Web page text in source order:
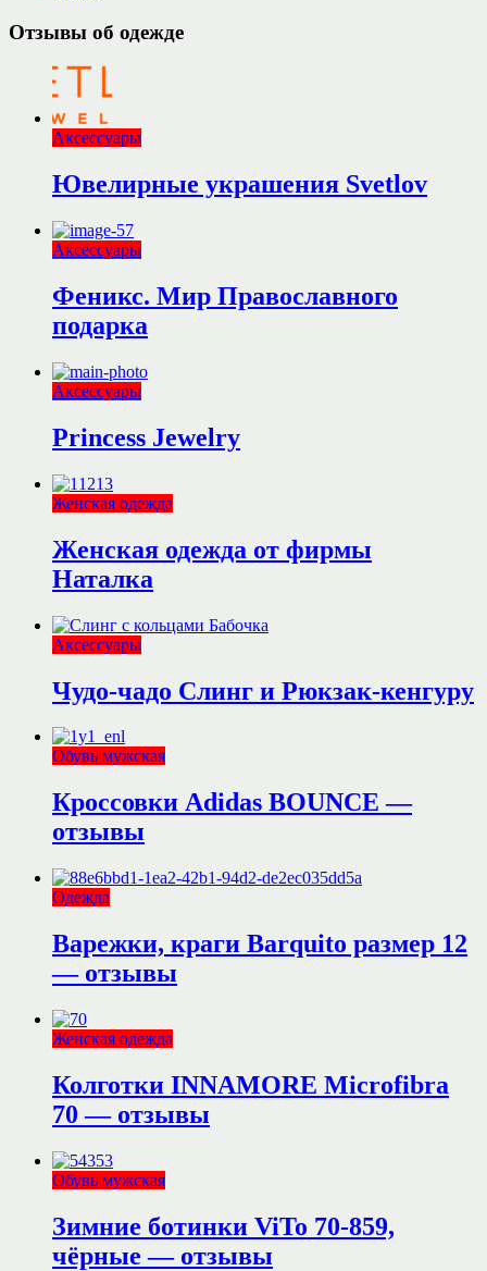
Отзывы об одежде
Аксессуары
Ювелирные украшения Svetlov
Аксессуары
Феникс. Мир Православного
подарка
Аксессуары
Princess Jewelry
Женская одежда
Женская одежда от фирмы
Наталка
Аксессуары
Чудо-чадо Слинг и Рюкзак-кенгуру
Обувь мужская
Кроссовки Adidas BOUNCE —
отзывы
Одежда
Варежки, краги Barquito размер 12
— отзывы
Женская одежда
Колготки INNAMORE Microfibra
70 — отзывы
Обувь мужская
Зимние ботинки ViTo 70-859,
чёрные — отзывы